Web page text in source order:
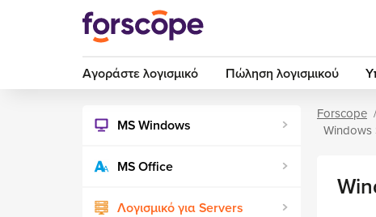
Αγοράστε λογισμικό Πώληση λογισμικού
MS Windows
MS Office
Λογισμικό για Servers
Forscope
Windows